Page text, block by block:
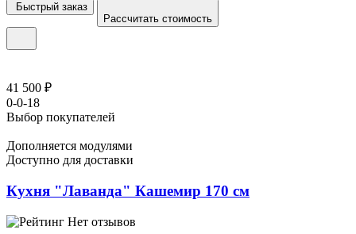
Быстрый заказ
Рассчитать стоимость
41 500 ₽
0-0-18
Выбор покупателей
Дополняется модулями
Доступно для доставки
Кухня "Лаванда" Кашемир 170 см
Нет отзывов